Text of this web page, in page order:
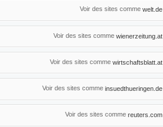
Voir des sites comme welt.de
Voir des sites comme wienerzeitung.at
Voir des sites comme wirtschaftsblatt.at
Voir des sites comme insuedthueringen.de
Voir des sites comme reuters.com